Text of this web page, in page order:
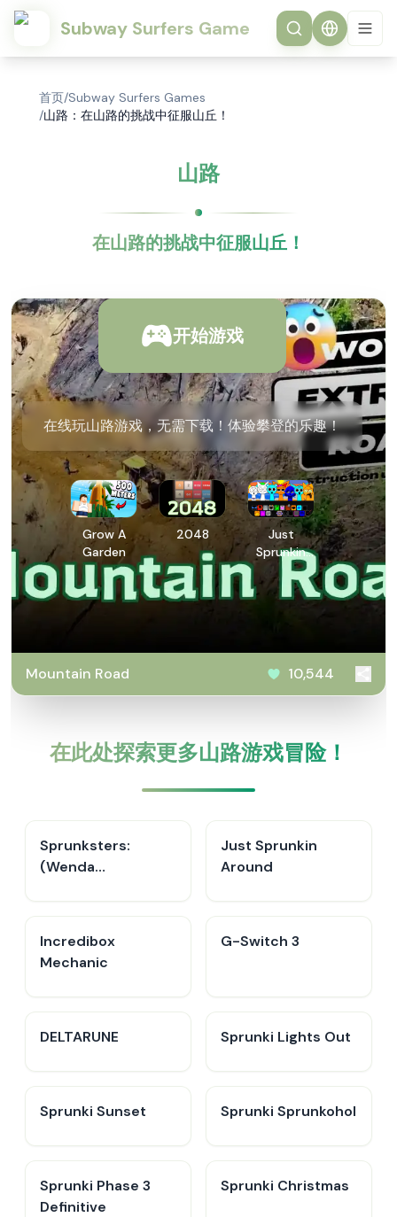
Subway Surfers Game
首页/Subway Surfers Games
/山路：在山路的挑战中征服山丘！
山路
在山路的挑战中征服山丘！
开始游戏
在线玩山路游戏，无需下载！体验攀登的乐趣！
Grow A
Garden
2048
Just
Sprunkin
Around
Mountain Road 10,544
在此处探索更多山路游戏冒险！
Sprunksters:
(Wenda
Just Sprunkin
Around
Incredibox
Mechanic
G-Switch 3
DELTARUNE Sprunki Lights Out
Sprunki Sunset Sprunki Sprunkohol
Sprunki Phase 3
Definitive
Sprunki Christmas